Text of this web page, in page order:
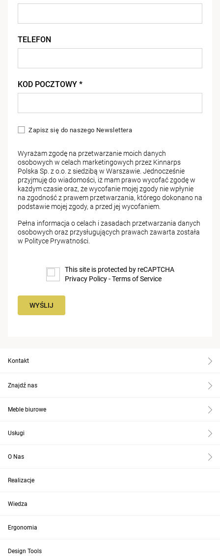
TELEFON
KOD POCZTOWY *
Zapisz się do naszego Newslettera
Wyrażam zgodę na przetwarzanie moich danych
osobowych w celach marketingowych przez Kinnarps
Polska Sp. z o.o. z siedzibą w Warszawie. Jednocześnie
przyjmuję do wiadomości, iż mam prawo wycofać zgodę w
każdym czasie oraz, że wycofanie mojej zgody nie wpłynie
na zgodność z prawem przetwarzania, którego dokonano na
podstawie mojej zgody, a przed jej wycofaniem.
Pełna informacja o celach i zasadach przetwarzania danych
osobowych oraz przysługujących prawach zawarta została
w Polityce Prywatności
This site is protected by reCAPTCHA
Privacy Policy-Terms of Service
WYŚLIJ
Kontakt
Znajdź nas
Meble biurowe
Usługi
O Nas
Realizacje
Wiedza
Ergonomia
Design Tools